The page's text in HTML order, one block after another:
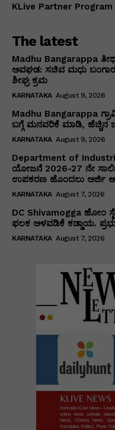
KLive Partner Program
The latest
Madhu Bangarappa
ಅವಘಡ: ಸಚಿವ ಮಧು
ಶೀಘ್ರ ಕ್ರಮ
KARNATAKA August 9, 2026
Madhu Bangarappa
ಬಗ್ಗೆ ಮನವರಿಕೆ ಮಾಡಿ, ಹೆಚ್ಚಿನ
KARNATAKA August 9, 2026
Department of
ಯೋಜನೆ 2026-27 ನೇ
ಉಪಕರಣ ಹೊಂದಲು ಅರ್ಜಿ
KARNATAKA August 7, 2026
DC Shivamogga ಹೋಂ
ಫಲಕ ಅಳವಡಿಕೆ ಕಡ್ಡಾಯ.
KARNATAKA August 7, 2026